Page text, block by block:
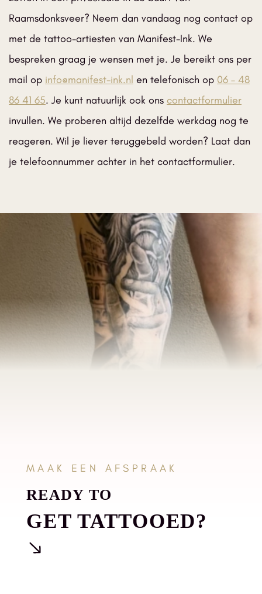
Raamsdonksveer? Neem dan vandaag nog contact op
met de tattoo-artiesten van Manifest-Ink. We
bespreken graag je wensen met je. Je bereikt ons per
mail op info@manifest-ink.nl en telefonisch op 06 – 48
86 41 65. Je kunt natuurlijk ook ons contactformulier
invullen. We proberen altijd dezelfde werkdag nog te
reageren. Wil je liever teruggebeld worden? Laat dan
je telefoonnummer achter in het contactformulier.
MAAK EEN AFSPRAAK
READY TO
GET TATTOOED?